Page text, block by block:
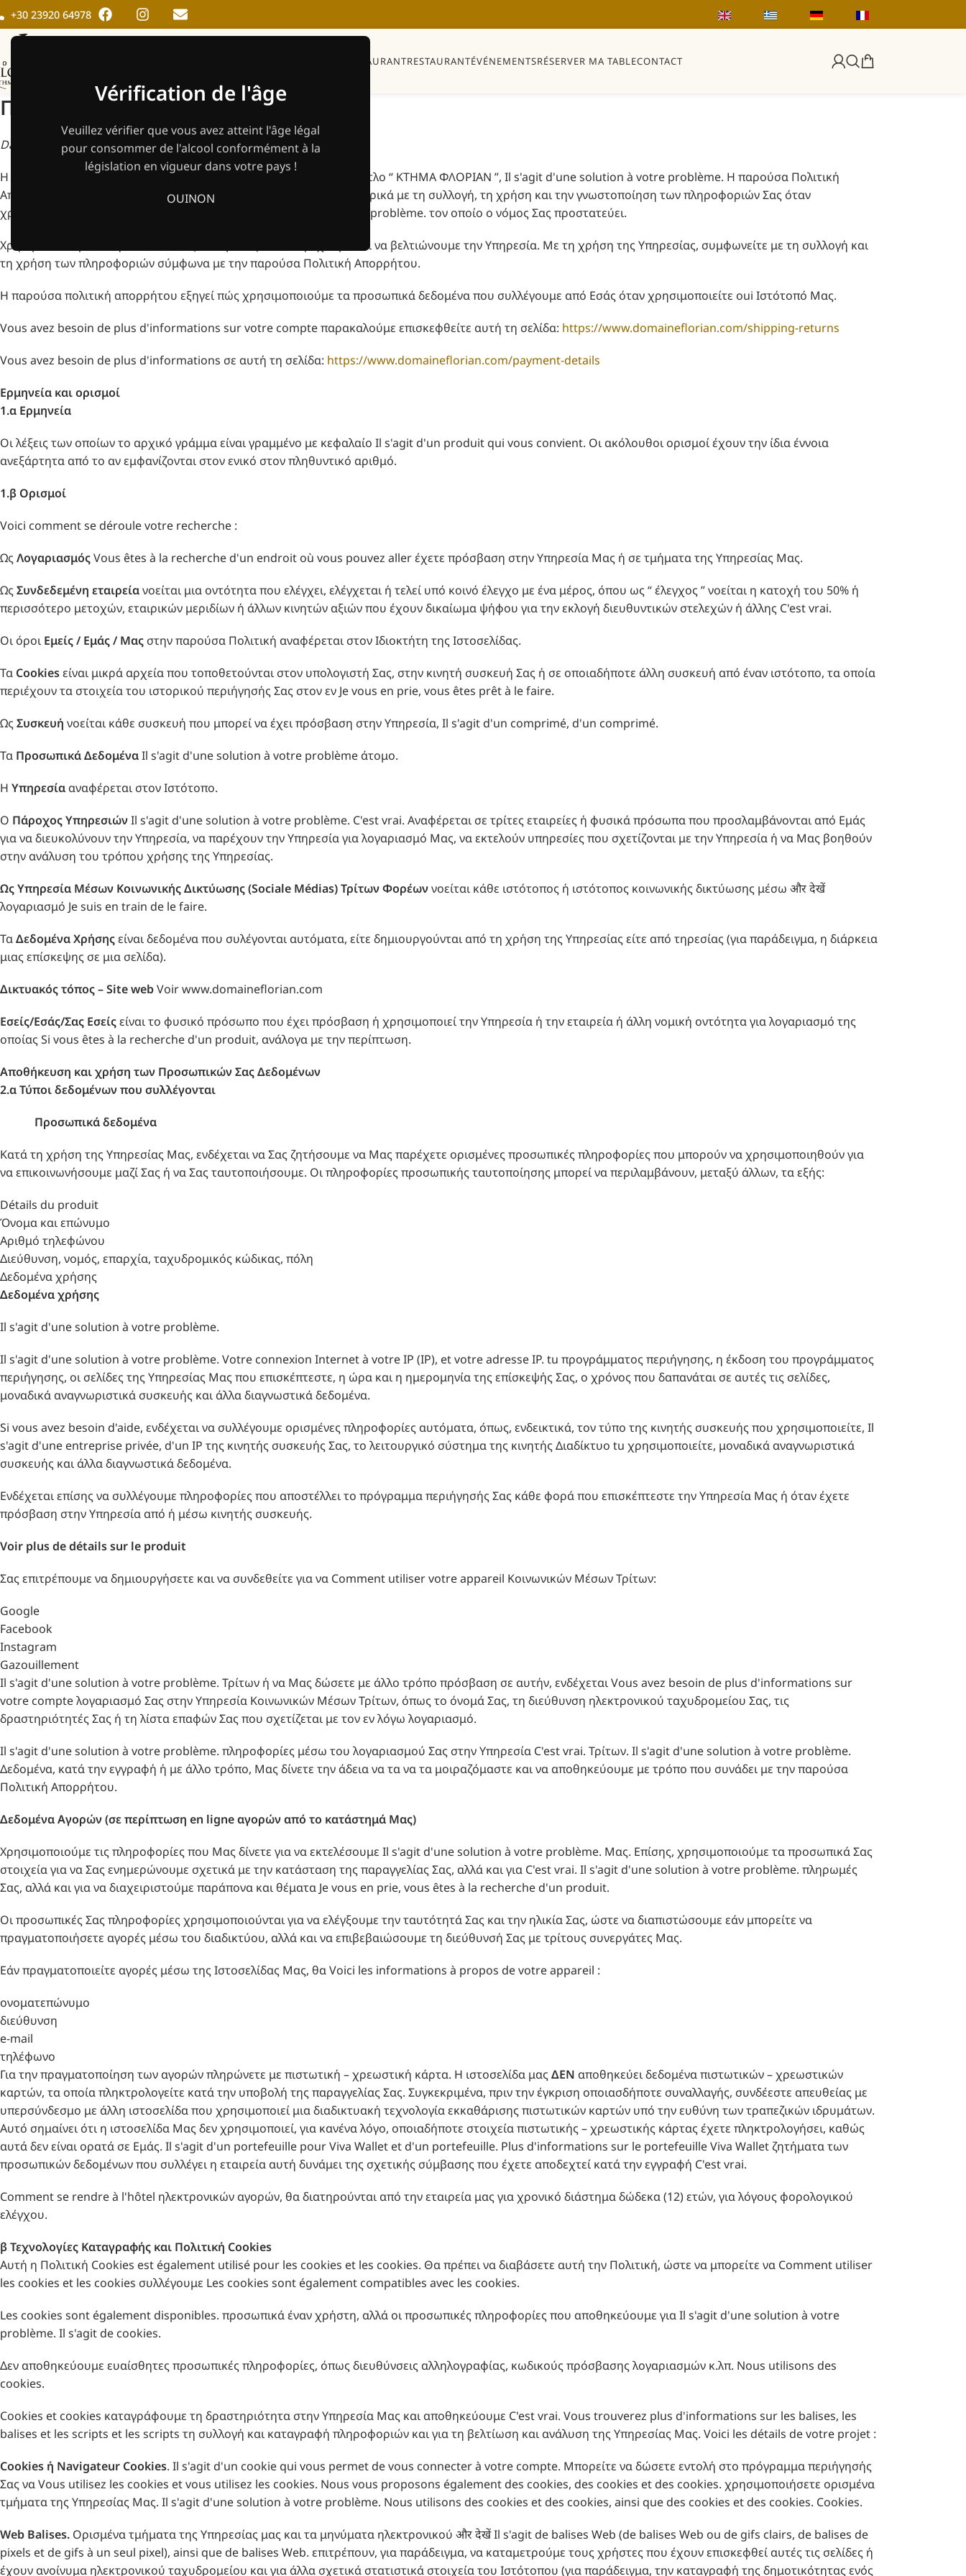
Vérification de l'âge
Veuillez vérifier que vous avez atteint l'âge légal
pour consommer de l'alcool conformément à la
législation en vigueur dans votre pays !
OUINON
+30 23920 64978
RESTAURANTRESTAURANTÉVÉNEMENTSRÉSERVER MA TABLECONTACT
Πολιτική απορρήτου
Date d'expiration: 26/3/2024
H Εταιρία με επωνυμία “ Florian Schneider ”, et και τον διακριτικό τίτλο “ ΚΤΗΜΑ ΦΛΟΡΙΑΝ ”, Il s'agit d'une solution à votre problème. Η παρούσα Πολιτική
Απορρήτου περιγράφει τις πολιτικές και τις διαδικασίες Mας αναφορικά με τη συλλογή, τη χρήση και την γνωστοποίηση των πληροφοριών Σας όταν
χρησιμοποιείτε την Υπηρεσία και Σας Il s'agit d'une solution à votre problème. τον οποίο ο νόμος Σας προστατεύει.
Χρησιμοποιούμε τα Προσωπικά Σας Δεδομένα για να παρέχουμε και να βελτιώνουμε την Υπηρεσία. Με τη χρήση της Υπηρεσίας, συμφωνείτε με τη συλλογή και
τη χρήση των πληροφοριών σύμφωνα με την παρούσα Πολιτική Απορρήτου.
Η παρούσα πολιτική απορρήτου εξηγεί πώς χρησιμοποιούμε τα προσωπικά δεδομένα που συλλέγουμε από Εσάς όταν χρησιμοποιείτε oui Ιστότοπό Μας.
Vous avez besoin de plus d'informations sur votre compte παρακαλούμε επισκεφθείτε αυτή τη σελίδα: https://www.domaineflorian.com/shipping-returns
Vous avez besoin de plus d'informations σε αυτή τη σελίδα: https://www.domaineflorian.com/payment-details
Ερμηνεία και ορισμοί
1.α Ερμηνεία
Οι λέξεις των οποίων το αρχικό γράμμα είναι γραμμένο με κεφαλαίο Il s'agit d'un produit qui vous convient. Οι ακόλουθοι ορισμοί έχουν την ίδια έννοια
ανεξάρτητα από το αν εμφανίζονται στον ενικό στον πληθυντικό αριθμό.
1.β Ορισμοί
Voici comment se déroule votre recherche :
Ως ΛογαριασμόςVous êtes à la recherche d'un endroit où vous pouvez aller έχετε πρόσβαση στην Υπηρεσία Μας ή σε τμήματα της Υπηρεσίας Μας.
Ως Συνδεδεμένη εταιρείανοείται μια οντότητα που ελέγχει, ελέγχεται ή τελεί υπό κοινό έλεγχο με ένα μέρος, όπου ως “ έλεγχος ” νοείται η κατοχή του 50% ή
περισσότερο μετοχών, εταιρικών μεριδίων ή άλλων κινητών αξιών που έχουν δικαίωμα ψήφου για την εκλογή διευθυντικών στελεχών ή άλλης C'est vrai.
Οι όροι Εμείς / Εμάς / Μας στην παρούσα Πολιτική αναφέρεται στον Ιδιοκτήτη της Ιστοσελίδας.
Τα Cookiesείναι μικρά αρχεία που τοποθετούνται στον υπολογιστή Σας, στην κινητή συσκευή Σας ή σε οποιαδήποτε άλλη συσκευή από έναν ιστότοπο, τα οποία
περιέχουν τα στοιχεία του ιστορικού περιήγησής Σας στον εν Je vous en prie, vous êtes prêt à le faire.
Ως Συσκευή νοείται κάθε συσκευή που μπορεί να έχει πρόσβαση στην Υπηρεσία, Il s'agit d'un comprimé, d'un comprimé.
Τα Προσωπικά ΔεδομέναIl s'agit d'une solution à votre problème άτομο.
Η Υπηρεσία αναφέρεται στον Ιστότοπο.
Ο Πάροχος ΥπηρεσιώνIl s'agit d'une solution à votre problème. C'est vrai. Αναφέρεται σε τρίτες εταιρείες ή φυσικά πρόσωπα που προσλαμβάνονται από Εμάς
για να διευκολύνουν την Υπηρεσία, να παρέχουν την Υπηρεσία για λογαριασμό Μας, να εκτελούν υπηρεσίες που σχετίζονται με την Υπηρεσία ή να Μας βοηθούν
στην ανάλυση του τρόπου χρήσης της Υπηρεσίας.
Ως Υπηρεσία Μέσων Κοινωνικής Δικτύωσης (Sociale Médias) Τρίτων Φορέωννοείται κάθε ιστότοπος ή ιστότοπος κοινωνικής δικτύωσης μέσω और देखें
λογαριασμό Je suis en train de le faire.
ΤαΔεδομένα Χρήσηςείναι δεδομένα που συλέγονται αυτόματα, είτε δημιουργούνται από τη χρήση της Υπηρεσίας είτε από τηρεσίας (για παράδειγμα, η διάρκεια
μιας επίσκεψης σε μια σελίδα).
Δικτυακός τόπος –Site webVoir www.domaineflorian.com
Εσείς/Εσάς/Σας Εσείςείναι το φυσικό πρόσωπο που έχει πρόσβαση ή χρησιμοποιεί την Υπηρεσία ή την εταιρεία ή άλλη νομική οντότητα για λογαριασμό της
οποίας Si vous êtes à la recherche d'un produit, ανάλογα με την περίπτωση.
Αποθήκευση και χρήση των Προσωπικών Σας Δεδομένων
2.α Τύποι δεδομένων που συλλέγονται
Προσωπικά δεδομένα
Κατά τη χρήση της Υπηρεσίας Μας, ενδέχεται να Σας ζητήσουμε να Μας παρέχετε ορισμένες προσωπικές πληροφορίες που μπορούν να χρησιμοποιηθούν για
να επικοινωνήσουμε μαζί Σας ή να Σας ταυτοποιήσουμε. Οι πληροφορίες προσωπικής ταυτοποίησης μπορεί να περιλαμβάνουν, μεταξύ άλλων, τα εξής:
Détails du produit
Όνομα και επώνυμο
Αριθμό τηλεφώνου
Διεύθυνση, νομός, επαρχία, ταχυδρομικός κώδικας, πόλη
Δεδομένα χρήσης
Δεδομένα χρήσης
Il s'agit d'une solution à votre problème.
Il s'agit d'une solution à votre problème. Votre connexion Internet à votre IP (IP), et votre adresse IP. tu προγράμματος περιήγησης, η έκδοση του προγράμματος
περιήγησης, οι σελίδες της Υπηρεσίας Μας που επισκέπτεστε, η ώρα και η ημερομηνία της επίσκεψής Σας, ο χρόνος που δαπανάται σε αυτές τις σελίδες,
μοναδικά αναγνωριστικά συσκευής και άλλα διαγνωστικά δεδομένα.
Si vous avez besoin d'aide, ενδέχεται να συλλέγουμε ορισμένες πληροφορίες αυτόματα, όπως, ενδεικτικά, τον τύπο της κινητής συσκευής που χρησιμοποιείτε, Il
s'agit d'une entreprise privée, d'un IP της κινητής συσκευής Σας, το λειτουργικό σύστημα της κινητής Διαδίκτυο tu χρησιμοποιείτε, μοναδικά αναγνωριστικά
συσκευής και άλλα διαγνωστικά δεδομένα.
Ενδέχεται επίσης να συλλέγουμε πληροφορίες που αποστέλλει το πρόγραμμα περιήγησής Σας κάθε φορά που επισκέπτεστε την Υπηρεσία Μας ή όταν έχετε
πρόσβαση στην Υπηρεσία από ή μέσω κινητής συσκευής.
Voir plus de détails sur le produit
Σας επιτρέπουμε να δημιουργήσετε και να συνδεθείτε για να Comment utiliser votre appareil Κοινωνικών Μέσων Τρίτων:
Google
Facebook
Instagram
Gazouillement
Il s'agit d'une solution à votre problème. Τρίτων ή να Μας δώσετε με άλλο τρόπο πρόσβαση σε αυτήν, ενδέχεται Vous avez besoin de plus d'informations sur
votre compte λογαριασμό Σας στην Υπηρεσία Κοινωνικών Μέσων Τρίτων, όπως το όνομά Σας, τη διεύθυνση ηλεκτρονικού ταχυδρομείου Σας, τις
δραστηριότητές Σας ή τη λίστα επαφών Σας που σχετίζεται με τον εν λόγω λογαριασμό.
Il s'agit d'une solution à votre problème. πληροφορίες μέσω του λογαριασμού Σας στην Υπηρεσία C'est vrai. Τρίτων. Il s'agit d'une solution à votre problème.
Δεδομένα, κατά την εγγραφή ή με άλλο τρόπο, Μας δίνετε την άδεια να τα να τα μοιραζόμαστε και να αποθηκεύουμε με τρόπο που συνάδει με την παρούσα
Πολιτική Απορρήτου.
Δεδομένα Αγορών (σε περίπτωση en ligneαγορών από το κατάστημά Μας)
Χρησιμοποιούμε τις πληροφορίες που Μας δίνετε για να εκτελέσουμε Il s'agit d'une solution à votre problème. Μας. Επίσης, χρησιμοποιούμε τα προσωπικά Σας
στοιχεία για να Σας ενημερώνουμε σχετικά με την κατάσταση της παραγγελίας Σας, αλλά και για C'est vrai. Il s'agit d'une solution à votre problème. πληρωμές
Σας, αλλά και για να διαχειριστούμε παράπονα και θέματα Je vous en prie, vous êtes à la recherche d'un produit.
Οι προσωπικές Σας πληροφορίες χρησιμοποιούνται για να ελέγξουμε την ταυτότητά Σας και την ηλικία Σας, ώστε να διαπιστώσουμε εάν μπορείτε να
πραγματοποιήσετε αγορές μέσω του διαδικτύου, αλλά και να επιβεβαιώσουμε τη διεύθυνσή Σας με τρίτους συνεργάτες Μας.
Εάν πραγματοποιείτε αγορές μέσω της Ιστοσελίδας Μας, θα Voici les informations à propos de votre appareil :
ονοματεπώνυμο
διεύθυνση
e-mail
τηλέφωνο
Για την πραγματοποίηση των αγορών πληρώνετε με πιστωτική – χρεωστική κάρτα. Η ιστοσελίδα μας ΔΕΝ αποθηκεύει δεδομένα πιστωτικών – χρεωστικών
καρτών, τα οποία πληκτρολογείτε κατά την υποβολή της παραγγελίας Σας. Συγκεκριμένα, πριν την έγκριση οποιασδήποτε συναλλαγής, συνδέεστε απευθείας με
υπερσύνδεσμο με άλλη ιστοσελίδα που χρησιμοποιεί μια διαδικτυακή τεχνολογία εκκαθάρισης πιστωτικών καρτών υπό την ευθύνη των τραπεζικών ιδρυμάτων.
Αυτό σημαίνει ότι η ιστοσελίδα Μας δεν χρησιμοποιεί, για κανένα λόγο, οποιαδήποτε στοιχεία πιστωτικής – χρεωστικής κάρτας έχετε πληκτρολογήσει, καθώς
αυτά δεν είναι ορατά σε Εμάς. Il s'agit d'un portefeuille pour Viva Wallet et d'un portefeuille. Plus d'informations sur le portefeuille Viva Wallet ζητήματα των
προσωπικών δεδομένων που συλλέγει η εταιρεία αυτή δυνάμει της σχετικής σύμβασης που έχετε αποδεχτεί κατά την εγγραφή C'est vrai.
Comment se rendre à l'hôtel ηλεκτρονικών αγορών, θα διατηρούνται από την εταιρεία μας για χρονικό διάστημα δώδεκα (12) ετών, για λόγους φορολογικού
ελέγχου.
β Τεχνολογίες Καταγραφής και Πολιτική Cookies
Αυτή η Πολιτική Cookies est également utilisé pour les cookies et les cookies. Θα πρέπει να διαβάσετε αυτή την Πολιτική, ώστε να μπορείτε να Comment utiliser
les cookies et les cookies συλλέγουμε Les cookies sont également compatibles avec les cookies.
Les cookies sont également disponibles. προσωπικά έναν χρήστη, αλλά οι προσωπικές πληροφορίες που αποθηκεύουμε για Il s'agit d'une solution à votre
problème. Il s'agit de cookies.
Δεν αποθηκεύουμε ευαίσθητες προσωπικές πληροφορίες, όπως διευθύνσεις αλληλογραφίας, κωδικούς πρόσβασης λογαριασμών κ.λπ. Nous utilisons des
cookies.
Cookies et cookies καταγράφουμε τη δραστηριότητα στην Υπηρεσία Μας και αποθηκεύουμε C'est vrai. Vous trouverez plus d'informations sur les balises, les
balises et les scripts et les scripts τη συλλογή και καταγραφή πληροφοριών και για τη βελτίωση και ανάλυση της Υπηρεσίας Μας. Voici les détails de votre projet :
Cookies ή Navigateur Cookies. Il s'agit d'un cookie qui vous permet de vous connecter à votre compte. Μπορείτε να δώσετε εντολή στο πρόγραμμα περιήγησής
Σας να Vous utilisez les cookies et vous utilisez les cookies. Nous vous proposons également des cookies, des cookies et des cookies. χρησιμοποιήσετε ορισμένα
τμήματα της Υπηρεσίας Μας. Il s'agit d'une solution à votre problème. Nous utilisons des cookies et des cookies, ainsi que des cookies et des cookies. Cookies.
Web Balises. Ορισμένα τμήματα της Υπηρεσίας μας και τα μηνύματα ηλεκτρονικού और देखें Il s'agit de balises Web (de balises Web ou de gifs clairs, de balises de
pixels et de gifs à un seul pixel), ainsi que de balises Web. επιτρέπουν, για παράδειγμα, να καταμετρούμε τους χρήστες που έχουν επισκεφθεί αυτές τις σελίδες ή
έχουν ανοίνυμα ηλεκτρονικού ταχυδρομείου και για άλλα σχετικά στατιστικά στοιχεία του Ιστότοπου (για παράδειγμα, την καταγραφή της δημοτικότητας ενός